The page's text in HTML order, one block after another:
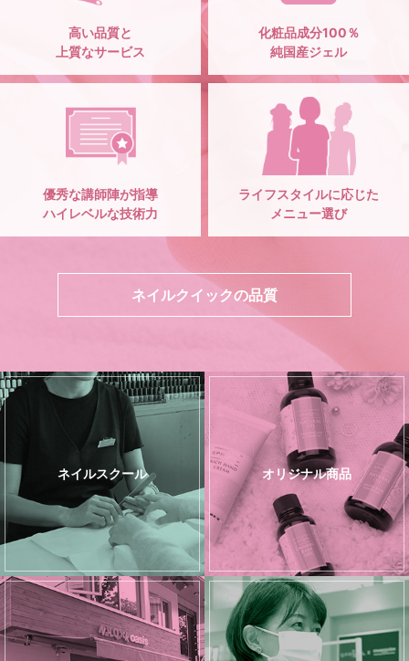
高い品質と
上質なサービス
化粧品成分100％
純国産ジェル
優秀な講師陣が指導
ハイレベルな技術力
ライフスタイルに応じた
メニュー選び
ネイルクイックの品質
ネイルスクール オリジナル商品